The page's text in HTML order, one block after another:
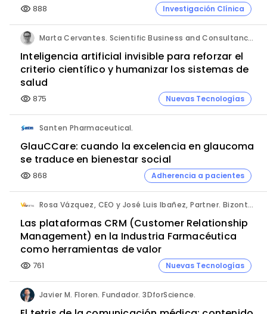
visibility 888 Investigación Clínica
Marta Cervantes. Scientific Business and Consultancy. Punta Alta.
Inteligencia artificial invisible para reforzar el
criterio científico y humanizar los sistemas de
salud
visibility 875 Nuevas Tecnologías
Santen Pharmaceutical.
GlauCCare: cuando la excelencia en glaucoma
se traduce en bienestar social
visibility 868 Adherencia a pacientes
Rosa Vázquez, CEO y José Luis Ibañez, Partner. Bizontop Group, SL.
Las plataformas CRM (Customer Relationship
Management) en la Industria Farmacéutica
como herramientas de valor
visibility 761 Nuevas Tecnologías
Javier M. Floren. Fundador. 3DforScience.